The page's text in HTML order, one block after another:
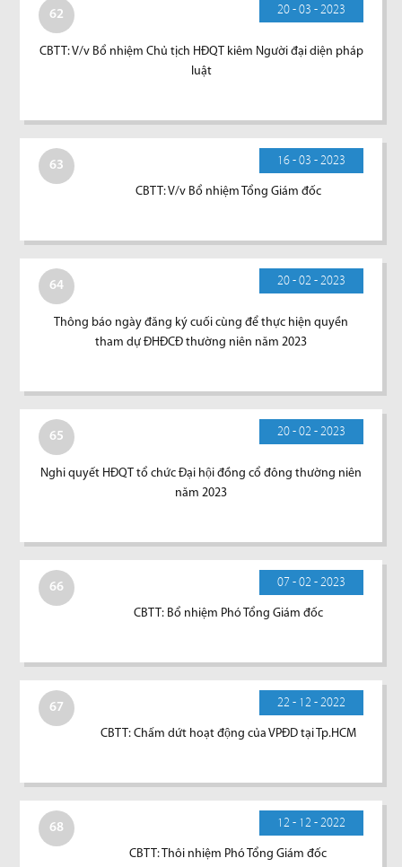
62 20 - 03 - 2023
CBTT: V/v Bổ nhiệm Chủ tịch HĐQT kiêm Người đại diện pháp
luật
63 16 - 03 - 2023
CBTT: V/v Bổ nhiệm Tổng Giám đốc
64 20 - 02 - 2023
Thông báo ngày đăng ký cuối cùng để thực hiện quyền
tham dự ĐHĐCĐ thường niên năm 2023
65 20 - 02 - 2023
Nghi quyết HĐQT tổ chức Đại hội đồng cổ đông thường niên
năm 2023
66 07 - 02 - 2023
CBTT: Bổ nhiệm Phó Tổng Giám đốc
67 22 - 12 - 2022
CBTT: Chấm dứt hoạt động của VPĐD tại Tp.HCM
68 12 - 12 - 2022
CBTT: Thôi nhiệm Phó Tổng Giám đốc